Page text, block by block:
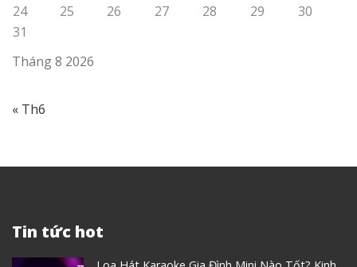
Tháng 8 2026
24
25 26 27 28 29
30
31
« Th6
Tin tức hot